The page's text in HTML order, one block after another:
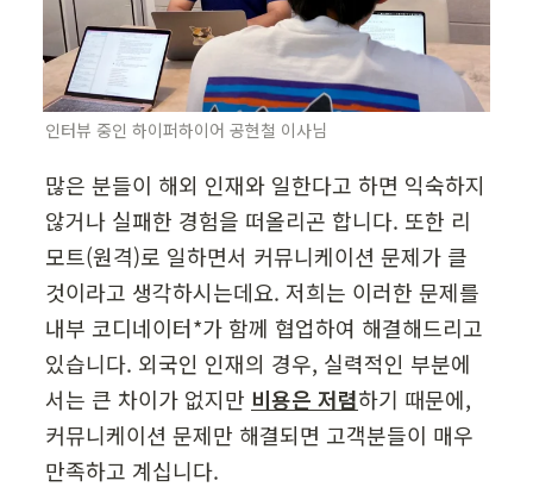
인터뷰 중인 하이퍼하이어 공현철 이사님
많은 분들이 해외 인재와 일한다고 하면 익숙하지
않거나 실패한 경험을 떠올리곤 합니다. 또한 리
모트(원격)로 일하면서 커뮤니케이션 문제가 클
것이라고 생각하시는데요. 저희는 이러한 문제를
내부 코디네이터*가 함께 협업하여 해결해드리고
있습니다. 외국인 인재의 경우, 실력적인 부분에
서는 큰 차이가 없지만 비용은 저렴하기 때문에,
커뮤니케이션 문제만 해결되면 고객분들이 매우
만족하고 계십니다.